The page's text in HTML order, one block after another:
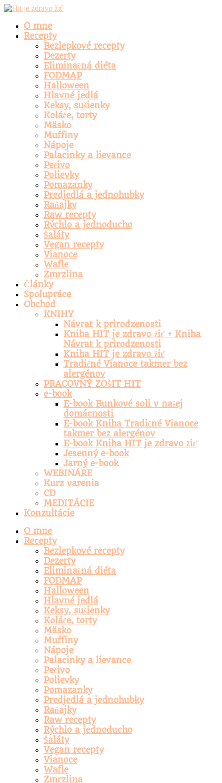
O mne
Recepty
Bezlepkové recepty
Dezerty
Eliminačná diéta
FODMAP
Halloween
Hlavné jedlá
Keksy, sušienky
Koláče, torty
Mäsko
Muffiny
Nápoje
Palacinky a lievance
Pečivo
Polievky
Pomazanky
Predjedlá a jednohubky
Raňajky
Raw recepty
Rýchlo a jednoducho
Šaláty
Vegan recepty
Vianoce
Wafle
Zmrzlina
Články
Spolupráce
Obchod
KNIHY
Návrat k prirodzenosti
Kniha HIT je zdravo žiť + Kniha
Návrat k prirodzenosti
Kniha HIT je zdravo žiť
Tradičné Vianoce takmer bez
alergénov
PRACOVNÝ ZOŠIT HIT
e-book
E-book Bunkové soli v našej
domácnosti
E-book Kniha Tradičné Vianoce
takmer bez alergénov
E-book Kniha HIT je zdravo žiť
Jesenný e-book
Jarný e-book
WEBINÁRE
Kurz varenia
CD
MEDITÁCIE
Konzultácie
O mne
Recepty
Bezlepkové recepty
Dezerty
Eliminačná diéta
FODMAP
Halloween
Hlavné jedlá
Keksy, sušienky
Koláče, torty
Mäsko
Muffiny
Nápoje
Palacinky a lievance
Pečivo
Polievky
Pomazanky
Predjedlá a jednohubky
Raňajky
Raw recepty
Rýchlo a jednoducho
Šaláty
Vegan recepty
Vianoce
Wafle
Zmrzlina